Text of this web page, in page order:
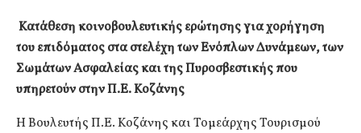
Κατάθεση κοινοβουλευτικής ερώτησης για χορήγηση
του επιδόματος στα στελέχη των Ενόπλων Δυνάμεων, των
Σωμάτων Ασφαλείας και της Πυροσβεστικής που
υπηρετούν στην Π.Ε. Κοζάνης
Η Βουλευτής Π.Ε. Κοζάνης και Τομεάρχης Τουρισμού